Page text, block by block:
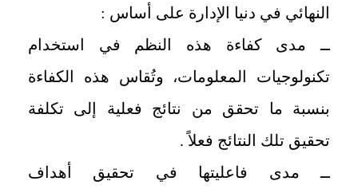
النهائي في دنيا الإدارة على أساس :
ــ مدى كفاءة هذه النظم في استخدام
تكنولوجيات المعلومات، وتُقاس هذه الكفاءة
بنسبة ما تحقق من نتائج فعلية إلى تكلفة
تحقيق تلك النتائج فعلاً .
ــ مدى فاعليتها في تحقيق أهداف